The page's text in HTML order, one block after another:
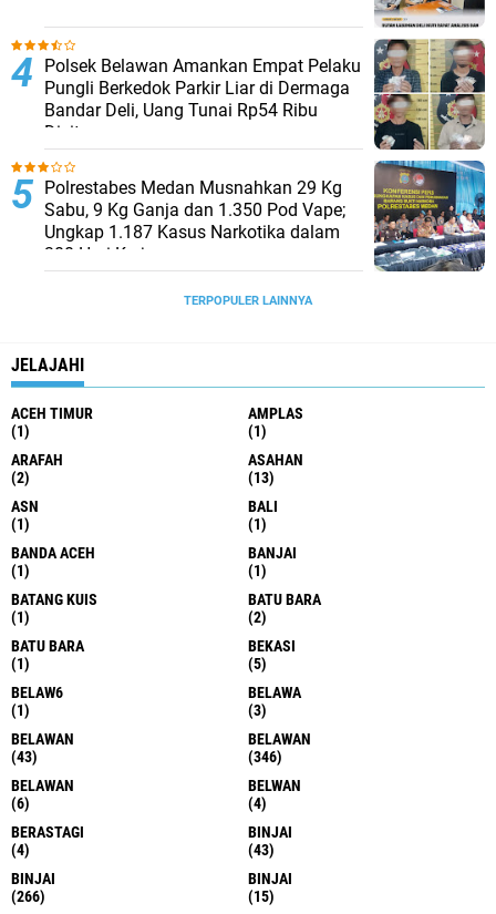
Polsek Belawan Amankan Empat Pelaku
Pungli Berkedok Parkir Liar di Dermaga
Bandar Deli, Uang Tunai Rp54 Ribu
Disita
Polrestabes Medan Musnahkan 29 Kg
Sabu, 9 Kg Ganja dan 1.350 Pod Vape;
Ungkap 1.187 Kasus Narkotika dalam
300 Hari Kerja
TERPOPULER LAINNYA
JELAJAHI
ACEH TIMUR
(1)
AMPLAS
(1)
ARAFAH
(2)
ASAHAN
(13)
ASN
(1)
BALI
(1)
BANDA ACEH
(1)
BANJAI
(1)
BATANG KUIS
(1)
BATU BARA
(2)
BATU BARA
(1)
BEKASI
(5)
BELAW6
(1)
BELAWA
(3)
BELAWAN
(43)
BELAWAN
(346)
BELAWAN
(6)
BELWAN
(4)
BERASTAGI
(4)
BINJAI
(43)
BINJAI
(266)
BINJAI
(15)